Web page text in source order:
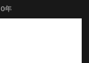
年